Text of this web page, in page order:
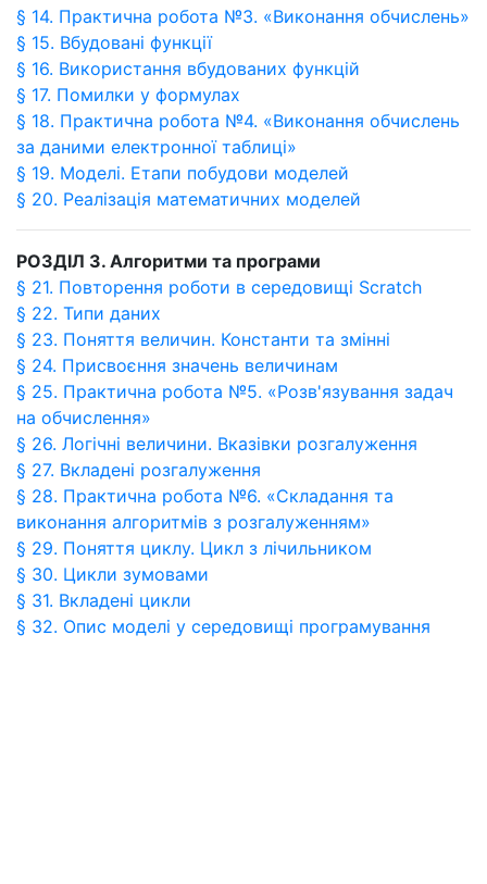
§ 14. Практична робота №3. «Виконання обчислень»
§ 15. Вбудовані функції
§ 16. Використання вбудованих функцій
§ 17. Помилки у формулах
§ 18. Практична робота №4. «Виконання обчислень
за даними електронної таблиці»
§ 19. Моделі. Етапи побудови моделей
§ 20. Реалізація математичних моделей
РОЗДІЛ 3. Алгоритми та програми
§ 21. Повторення роботи в середовищі Scratch
§ 22. Типи даних
§ 23. Поняття величин. Константи та змінні
§ 24. Присвоєння значень величинам
§ 25. Практична робота №5. «Розв'язування задач
на обчислення»
§ 26. Логічні величини. Вказівки розгалуження
§ 27. Вкладені розгалуження
§ 28. Практична робота №6. «Складання та
виконання алгоритмів з розгалуженням»
§ 29. Поняття циклу. Цикл з лічильником
§ 30. Цикли зумовами
§ 31. Вкладені цикли
§ 32. Опис моделі у середовищі програмування